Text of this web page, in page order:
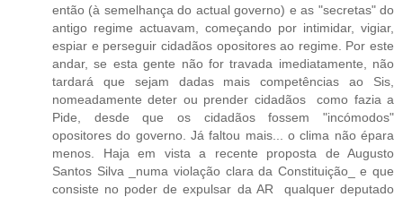
então (à semelhança do actual governo) e as "secretas" do
antigo regime actuavam, começando por intimidar, vigiar,
espiar e perseguir cidadãos opositores ao regime. Por este
andar, se esta gente não for travada imediatamente, não
tardará que sejam dadas mais competências ao Sis,
nomeadamente deter ou prender cidadãos como fazia a
Pide, desde que os cidadãos fossem "incómodos"
opositores do governo. Já faltou mais... o clima não épara
menos. Haja em vista a recente proposta de Augusto
Santos Silva _numa violação clara da Constituição_ e que
consiste no poder de expulsar da AR qualquer deputado